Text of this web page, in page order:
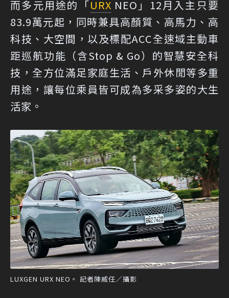
而多元用途的「URX NEO」12月入主只要
83.9萬元起，同時兼具高顏質、高馬力、高
科技、大空間，以及標配ACC全速域主動車
距巡航功能（含Stop & Go）的智慧安全科
技，全方位滿足家庭生活、戶外休閒等多重
用途，讓每位乘員皆可成為多采多姿的大生
活家。
LUXGEN URX NEO。 記者陳威任／攝影